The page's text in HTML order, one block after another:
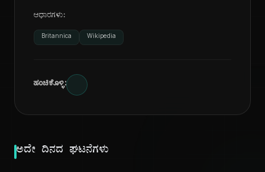
ಆಧಾರಗಳು:
Britannica Wikipedia
ಹಂಚಿಕೊಳ್ಳಿ:
ಅದೇ ದಿನದ ಘಟನೆಗಳು